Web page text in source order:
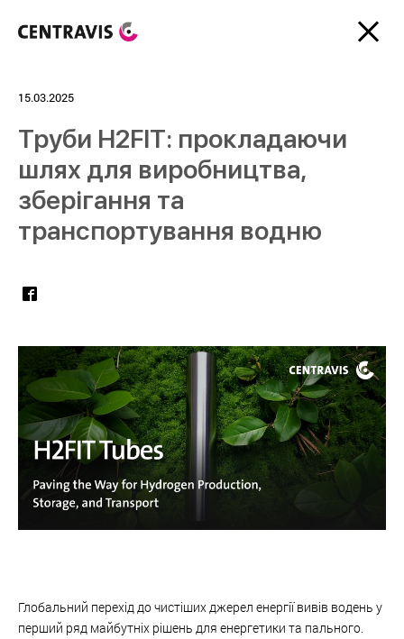
15.03.2025
Труби H2FIT: прокладаючи
шлях для виробництва,
зберігання та
транспортування водню
Глобальний перехід до чистіших джерел енергії вивів водень у
перший ряд майбутніх рішень для енергетики та пального.